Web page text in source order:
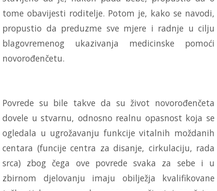
tome obavijesti roditelje. Potom je, kako se navodi,
propustio da preduzme sve mjere i radnje u cilju
blagovremenog ukazivanja medicinske pomoći
novorođenčetu.
Povrede su bile takve da su život novorođenčeta
dovele u stvarnu, odnosno realnu opasnost koja se
ogledala u ugrožavanju funkcije vitalnih moždanih
centara (funcije centra za disanje, cirkulaciju, rada
srca) zbog čega ove povrede svaka za sebe i u
zbirnom djelovanju imaju obilježja kvalifikovane